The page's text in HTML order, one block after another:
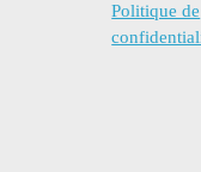
Politique de